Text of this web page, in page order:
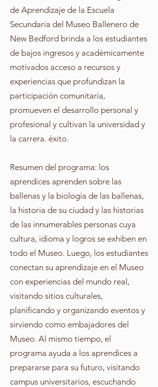
de Aprendizaje de la Escuela
Secundaria del Museo Ballenero de
New Bedford brinda a los estudiantes
de bajos ingresos y académicamente
motivados acceso a recursos y
experiencias que profundizan la
participación comunitaria,
promueven el desarrollo personal y
profesional y cultivan la universidad y
la carrera. éxito.
Resumen del programa: los
aprendices aprenden sobre las
ballenas y la biología de las ballenas,
la historia de su ciudad y las historias
de las innumerables personas cuya
cultura, idioma y logros se exhiben en
todo el Museo. Luego, los estudiantes
conectan su aprendizaje en el Museo
con experiencias del mundo real,
visitando sitios culturales,
planificando y organizando eventos y
sirviendo como embajadores del
Museo. Al mismo tiempo, el
programa ayuda a los aprendices a
prepararse para su futuro, visitando
campus universitarios, escuchando